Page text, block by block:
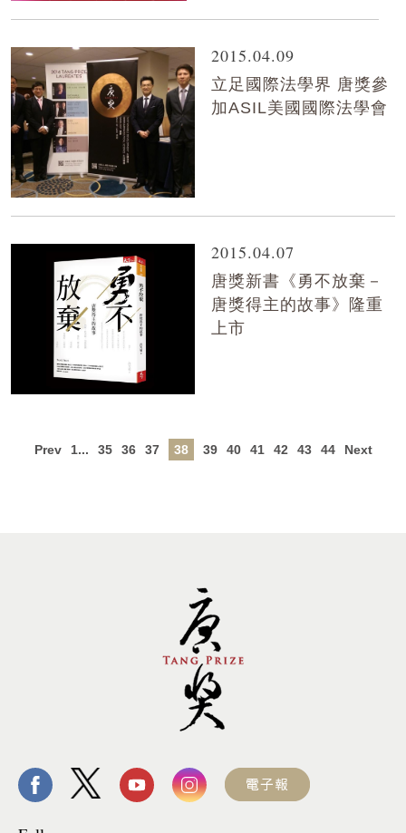
2015.04.09
立足國際法學界 唐獎參
加ASIL美國國際法學會
2015.04.07
唐獎新書《勇不放棄－
唐獎得主的故事》隆重
上市
Prev 1... 35 36 37 38 39 40 41 42 43 44 Next